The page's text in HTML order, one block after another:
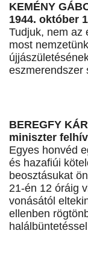
KEMÉNY
1944. október
Tudjuk, nem az
most
eszmerendszer
BEREGFY
miniszter
Egyes honvéd
és hazafiúi
beosztásukat
21-én 12 óráig
vonásától
ellenben